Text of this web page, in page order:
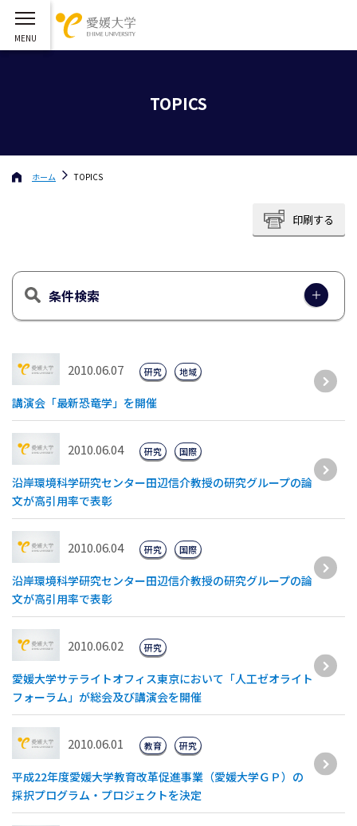
TOPICS
ホーム TOPICS
印刷する
条件検索
2010.06.07
講演会「最新恐竜学」を開催
研究 地域
2010.06.04
沿岸環境科学研究センター田辺信介教授の研究グループの論
文が高引用率で表彰
研究 国際
2010.06.04
沿岸環境科学研究センター田辺信介教授の研究グループの論
文が高引用率で表彰
研究 国際
2010.06.02
愛媛大学サテライトオフィス東京において「人工ゼオライト
フォーラム」が総会及び講演会を開催
研究
2010.06.01
平成22年度愛媛大学教育改革促進事業（愛媛大学ＧＰ）の
採択プログラム・プロジェクトを決定
教育 研究